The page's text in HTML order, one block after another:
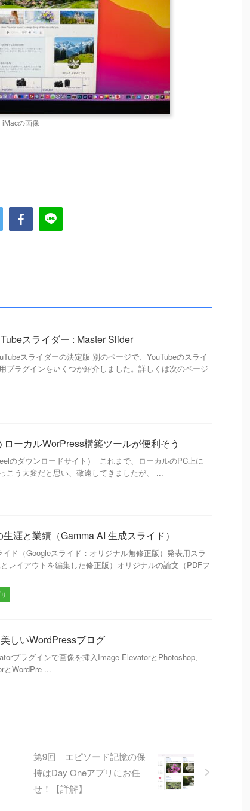
iMacの画像
スライダー : Master Slider
スライダーの決定版 別のページで、YouTubeのスライ
プラグインをいくつか紹介しました。詳しくは次のページ
ーカルWorPress構築ツールが便利そう
のダウンロードサイト） これまで、ローカルのPC上に
こう大変だと思い、敬遠してきましたが、 ...
涯と業績（Gamma AI 生成スライド）
ド（Googleスライド：オリジナル無修正版）発表用スラ
レイアウトを編集した修正版）オリジナルの論文（PDFフ
しいWordPressブログ
プラグインで画像を挿入Image ElevatorとPhotoshop、
とWordPre ...
第9回 エピソード記憶の保
持はDay Oneアプリにお任
せ！【詳解】